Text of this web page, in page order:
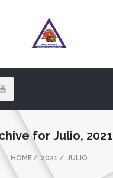
for Julio, 2021
HOME 2021 JULIO